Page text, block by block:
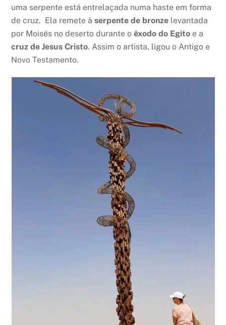
uma serpente está entrelaçada numa haste em forma
de cruz. Ela remete àserpente de bronze levantada
por Moisés no deserto durante oêxodo do Egito e a
cruz de Jesus Cristo. Assim o artista, ligou o Antigo e
Novo Testamento.